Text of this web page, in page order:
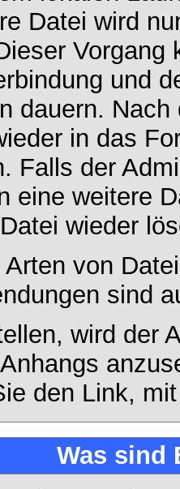
Datei wird
und
dauern.
in das
Falls der
eine weitere
wieder
von
sind
wird der
den Link,
Was sind